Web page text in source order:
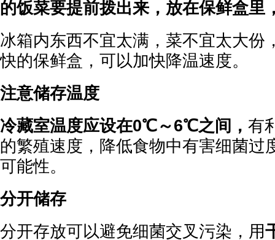
的饭菜要提前拨出来，放在保鲜盒里
冰箱内东西不宜太满，菜不宜太大份
快的保鲜盒，可以加快降温速度。
注意储存温度
冷藏室温度应设在0℃～6℃之间， 有
的繁殖速度，降低食物中有害细菌过
可能性。
分开储存
分开存放可以避免细菌交叉污染，用